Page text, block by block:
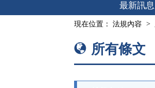
容
最新訊息
現在位置： 法規內容
所有條文